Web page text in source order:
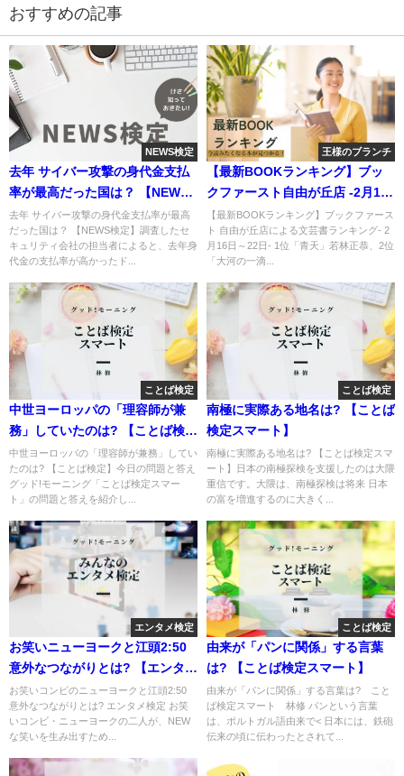
おすすめの記事
NEWS検定
去年 サイバー攻撃の身代金支払
率が最高だった国は？ 【NEWS
検定】
去年 サイバー攻撃の身代金支払率が最高
だった国は？ 【NEWS検定】調査したセ
キュリティ会社の担当者によると、去年身
代金の支払率が高かったド...
王様のブランチ
【最新BOOKランキング】ブッ
クファースト自由が丘店 -2月16
日～22日集計-
【最新BOOKランキング】ブックファース
ト 自由が丘店による文芸書ランキング- 2
月16日～22日- 1位「青天」若林正恭、2位
「大河の一滴...
ことば検定
中世ヨーロッパの「理容師が兼
務」していたのは? 【ことば検定
スマート】
中世ヨーロッパの「理容師が兼務」してい
たのは? 【ことば検定】今日の問題と答え
グッド!モーニング「ことば検定スマー
ト」の問題と答えを紹介し...
ことば検定
南極に実際ある地名は? 【ことば
検定スマート】
南極に実際ある地名は? 【ことば検定スマ
ート】日本の南極探検を支援したのは大隈
重信です。大隈は、南極探検は将来 日本
の富を増進するのに大きく...
エンタメ検定
お笑いニューヨークと江頭2:50
意外なつながりとは? 【エンタメ
検定】
お笑いコンビのニューヨークと江頭2:50
意外なつながりとは? エンタメ検定 お笑
いコンビ・ニューヨークの二人が、NEW
な笑いを生み出すため...
ことば検定
由来が「パンに関係」する言葉
は? 【ことば検定スマート】
由来が「パンに関係」する言葉は? こと
ば検定スマート 林修 パンという言葉
は、ポルトガル語由来で< 日本には、鉄砲
伝来の頃に伝わったとされて...